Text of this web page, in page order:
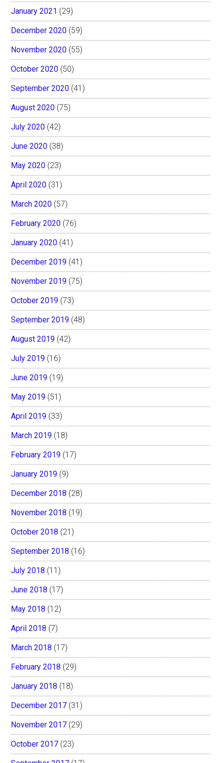
January 2021 (29)
December 2020 (59)
November 2020 (55)
October 2020 (50)
September 2020 (41)
August 2020 (75)
July 2020 (42)
June 2020 (38)
May 2020 (23)
April 2020 (31)
March 2020 (57)
February 2020 (76)
January 2020 (41)
December 2019 (41)
November 2019 (75)
October 2019 (73)
September 2019 (48)
August 2019 (42)
July 2019 (16)
June 2019 (19)
May 2019 (51)
April 2019 (33)
March 2019 (18)
February 2019 (17)
January 2019 (9)
December 2018 (28)
November 2018 (19)
October 2018 (21)
September 2018 (16)
July 2018 (11)
June 2018 (17)
May 2018 (12)
April 2018 (7)
March 2018 (17)
February 2018 (29)
January 2018 (18)
December 2017 (31)
November 2017 (29)
October 2017 (23)